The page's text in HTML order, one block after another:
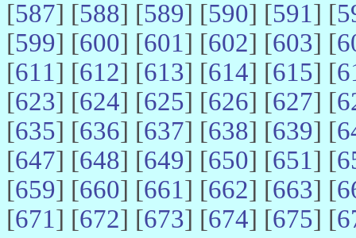
[587] [588] [589] [590] [591] [
[599] [600] [601] [602] [603] [
[611] [612] [613] [614] [615] [
[623] [624] [625] [626] [627] [
[635] [636] [637] [638] [639] [
[647] [648] [649] [650] [651] [
[659] [660] [661] [662] [663] [
[671] [672] [673] [674] [675] [